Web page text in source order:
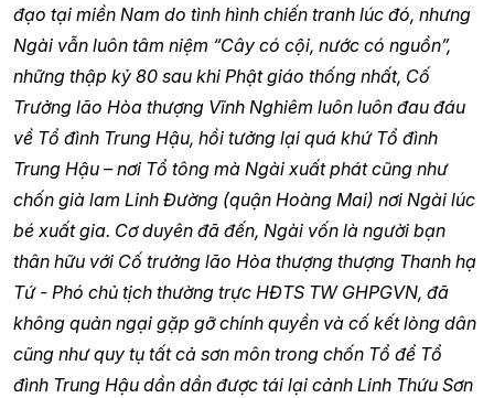
đạo tại miền Nam do tình hình chiến tranh lúc đó, nhưng
Ngài vẫn luôn tâm niệm “Cây có cội, nước có nguồn”,
những thập kỷ 80 sau khi Phật giáo thống nhất, Cố
Trưởng lão Hòa thượng Vĩnh Nghiêm luôn luôn đau đáu
về Tổ đình Trung Hậu, hồi tưởng lại quá khứ Tổ đình
Trung Hậu – nơi Tổ tông mà Ngài xuất phát cũng như
chốn già lam Linh Đường (quận Hoàng Mai) nơi Ngài lúc
bé xuất gia. Cơ duyên đã đến, Ngài vốn là người bạn
thân hữu với Cố trưởng lão Hòa thượng thượng Thanh hạ
Tứ - Phó chủ tịch thường trực HĐTS TW GHPGVN, đã
không quản ngại gặp gỡ chính quyền và cố kết lòng dân
cũng như quy tụ tất cả sơn môn trong chốn Tổ để Tổ
đình Trung Hậu dần dần được tái lại cảnh Linh Thứu Sơn